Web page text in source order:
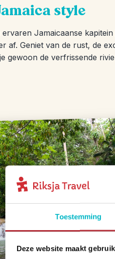
Toestemming
Deze website maakt
style
Jamaicaanse
af. Geniet van de rust, de
gewoon de verfrissende